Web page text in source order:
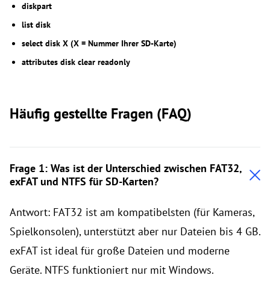
diskpart
list disk
select disk X (X = Nummer Ihrer SD-Karte)
attributes disk clear readonly
Häufig gestellte Fragen (FAQ)
Frage 1: Was ist der Unterschied zwischen FAT32,
exFAT und NTFS für SD-Karten?
Antwort: FAT32 ist am kompatibelsten (für Kameras,
Spielkonsolen), unterstützt aber nur Dateien bis 4 GB.
exFAT ist ideal für große Dateien und moderne
Geräte. NTFS funktioniert nur mit Windows.